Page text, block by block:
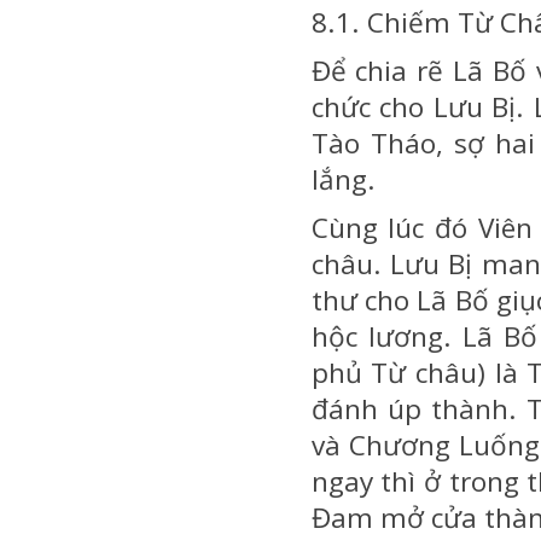
8.1. Chiếm Từ
Để chia rẽ Lã Bố
chức cho Lưu
Tào Tháo, sợ
lắng.
Cùng lúc đó
châu. Lưu Bị
thư cho Lã Bố
hộc lương. Lã
phủ Từ châu) là
đánh úp thành.
và Chương
ngay thì ở trong
Đam mở cửa